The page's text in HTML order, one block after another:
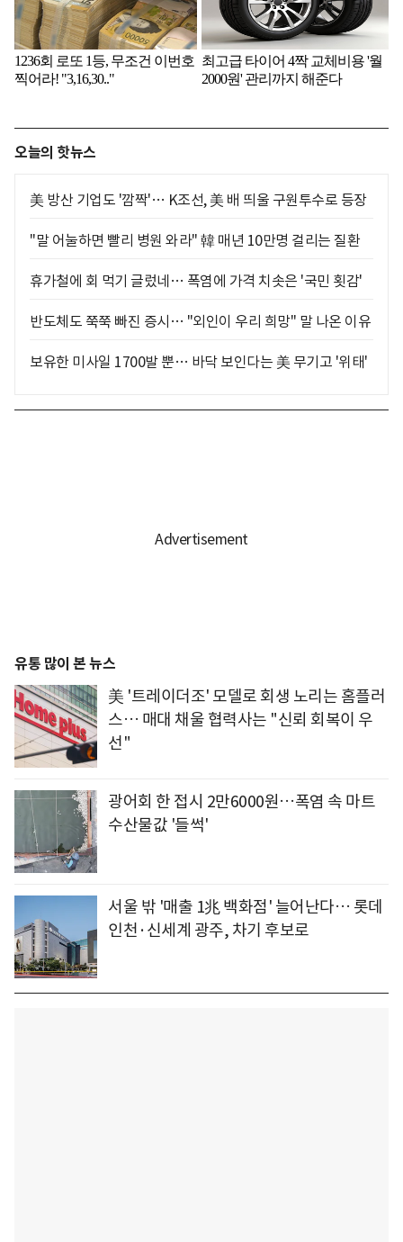
오늘의 핫뉴스
美 방산 기업도 '깜짝'… K조선, 美 배 띄울 구원투수로 등장
"말 어눌하면 빨리 병원 와라" 韓 매년 10만명 걸리는 질환
휴가철에 회 먹기 글렀네… 폭염에 가격 치솟은 '국민 횟감'
반도체도 쭉쭉 빠진 증시… "외인이 우리 희망" 말 나온 이유
보유한 미사일 1700발 뿐… 바닥 보인다는 美 무기고 '위태'
유통 많이 본 뉴스
美 '트레이더조' 모델로 회생 노리는 홈플러
스… 매대 채울 협력사는 "신뢰 회복이 우
선"
광어회 한 접시 2만6000원…폭염 속 마트
수산물값 '들썩'
서울 밖 '매출 1兆 백화점' 늘어난다… 롯데
인천·신세계 광주, 차기 후보로